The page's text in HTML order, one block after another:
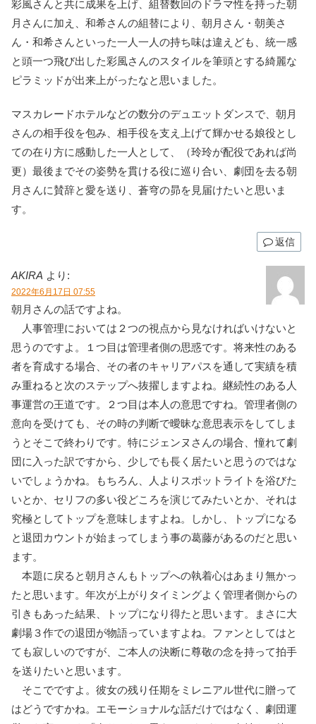
彩風さんと共に成果を上げ、組替数回のドラマ性を持った朝
月さんに加え、和希さんの組替により、朝月さん・朝美さ
ん・和希さんといった一人一人の持ち味は違えども、統一感
と頭一つ飛び出した彩風さんのスタイルを筆頭とする綺麗な
ピラミッドが出来上がったなと思いました。
マスカレードホテルなどの数分のデュエットダンスで、朝月
さんの相手役を包み、相手役を支え上げて輝かせる娘役とし
ての在り方に感動した一人として、（玲玲が配役であれば尚
更）最後までその姿勢を貫ける役に巡り合い、劇団を去る朝
月さんに賛辞と愛を送り、蒼穹の昴を見届けたいと思いま
す。
返信
AKIRA より:
2022年6月17日 07:55
朝月さんの話ですよね。
人事管理においては２つの視点から見なければいけないと
思うのですよ。１つ目は管理者側の思惑です。将来性のある
者を育成する場合、その者のキャリアパスを通して実績を積
み重ねると次のステップへ抜擢しますよね。継続性のある人
事運営の王道です。２つ目は本人の意思ですね。管理者側の
意向を受けても、その時の判断で曖昧な意思表示をしてしま
うとそこで終わりです。特にジェンヌさんの場合、憧れて劇
団に入った訳ですから、少しでも長く居たいと思うのではな
いでしょうかね。もちろん、人よりスポットライトを浴びた
いとか、セリフの多い役どころを演じてみたいとか、それは
究極としてトップを意味しますよね。しかし、トップになる
と退団カウントが始まってしまう事の葛藤があるのだと思い
ます。
本題に戻ると朝月さんもトップへの執着心はあまり無かっ
たと思います。年次が上がりタイミングよく管理者側からの
引きもあった結果、トップになり得たと思います。まさに大
劇場３作での退団が物語っていますよね。ファンとしてはと
ても寂しいのですが、ご本人の決断に尊敬の念を持って拍手
を送りたいと思います。
そこでですよ。彼女の残り任期をミレニアル世代に贈って
はどうですかね。エモーショナルな話だけではなく、劇団運